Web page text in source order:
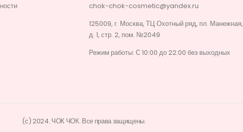
chok-chok-cosmetic@yandex.ru
125009, г. Москва, ТЦ Охотный ряд, пл. Манежная,
д. 1, стр. 2, пом. №2049
Режим работы: С 10:00 до 22:00 без выходных
(с) 2024. ЧОК ЧОК. Все права защищены.